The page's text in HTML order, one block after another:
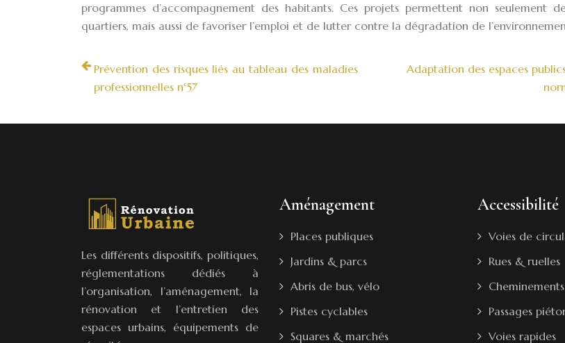
programmes d’accompagnement des habitants. Ces projets permettent non seulement
quartiers, mais aussi de favoriser l’emploi et de lutter contre la dégradation de
Prévention des risques liés au tableau des maladies
professionnelles n°57
Adaptation des espaces
Les différents dispositifs, politiques,
réglementations dédiés à
l’organisation, l’aménagement, la
rénovation et l’entretien des
espaces urbains, équipements de
Aménagement
Places publiques
Jardins & parcs
Abris de bus, vélo
Pistes cyclables
Squares & marchés
Accessibilité
Voies de
Rues & ruelles
Cheminements
Passages
Voies rapides